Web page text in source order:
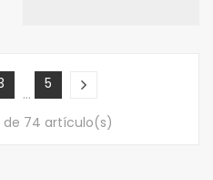
…
5
de 74 artículo(s)